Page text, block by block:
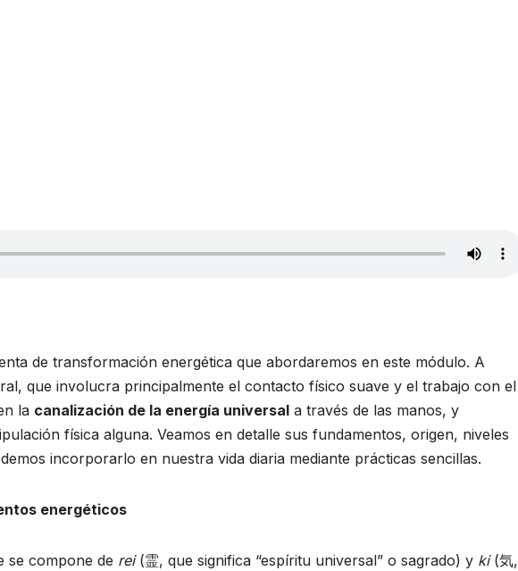
de transformación energética que abordaremos en este módulo. A
que involucra principalmente el contacto físico suave y el trabajo con el
la canalización de la energía universal a través de las manos, y
física alguna. Veamos en detalle sus fundamentos, origen, niveles
incorporarlo en nuestra vida diaria mediante prácticas sencillas.
energéticos
se compone de rei(霊, que significa “espíritu universal” o sagrado) y ki(気,